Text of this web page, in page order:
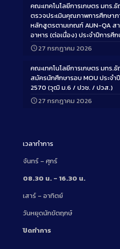
คณะเทคโนโลยีการเกษตร มทร.
ตรวจประเมินคุณภาพการศึกษาภ
หลักสูตรตามเกณฑ์ AUN-QA สา
อาหาร (ต่อเนื่อง) ประจำปีการศึ
27 กรกฎาคม 2026
คณะเทคโนโลยีการเกษตร มทร.
สมัครนักศึกษารอบ MOU ประจำ
2570 (วุฒิ ม.6 / ปวช. / ปวส.)
27 กรกฎาคม 2026
เวลาทำการ
จันทร์ – ศุกร์
08.30 น. – 16.30 น.
เสาร์ – อาทิตย์
วันหยุดนักขัตฤกษ์
ปิดทำการ